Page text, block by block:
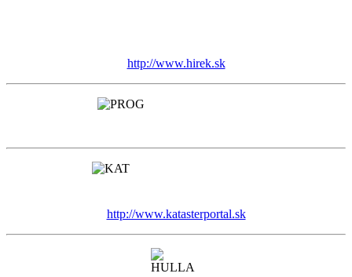
http://www.hirek.sk
http://www.katasterportal.sk